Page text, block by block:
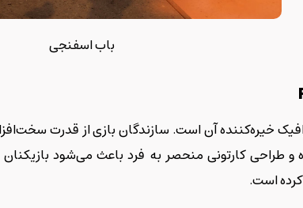
باب اسفنجی
کارتونی منحصر به فرد باعث می‌شود
کرده است.